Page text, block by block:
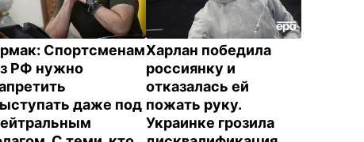
Спортсменам
РФ нужно
даже под
Харлан победила
россиянку и
отказалась ей
пожать руку.
Украинке грозила